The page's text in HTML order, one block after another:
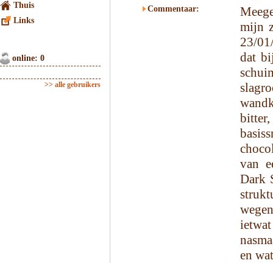
Thuis
Links
online: 0
>> alle gebruikers
Commentaar:
mijn
23/
dat
van
Dark
en